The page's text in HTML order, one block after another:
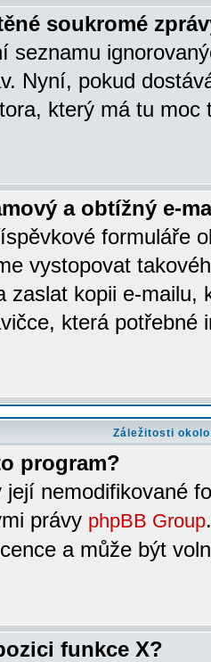
soukromé
seznamu
Nyní, pokud
který má tu
a obtížný e-
formuláře
vystopovat
zaslat kopii e-mailu,
která potřebné
Záležitosti
program?
její nemodifikované
právy phpBB Group
a může být
funkce X?